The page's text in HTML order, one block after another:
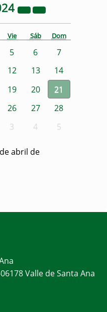
Vie Sáb Dom
5 6
7
12 13
14
19 20
21
26 27
28
3 4 5
abril de
Valle de Santa Ana